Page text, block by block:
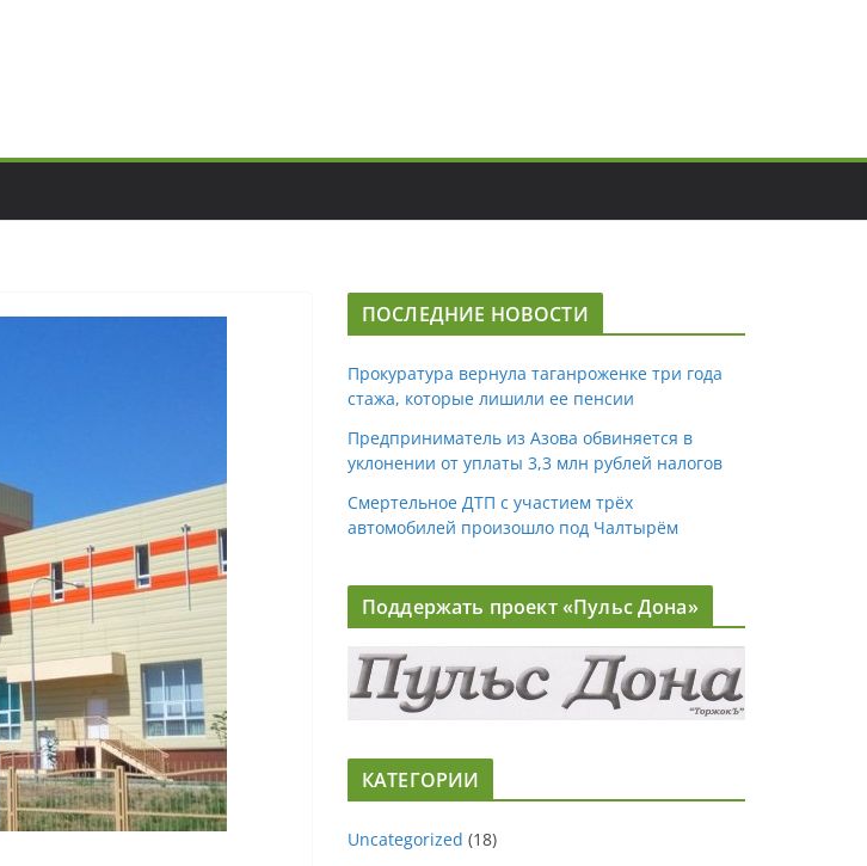
ПОСЛЕДНИЕ НОВОСТИ
Прокуратура вернула таганроженке три года
стажа, которые лишили ее пенсии
Предприниматель из Азова обвиняется в
уклонении от уплаты 3,3 млн рублей налогов
Смертельное ДТП с участием трёх
автомобилей произошло под Чалтырём
Поддержать проект «Пульс Дона»
КАТЕГОРИИ
Uncategorized (18)